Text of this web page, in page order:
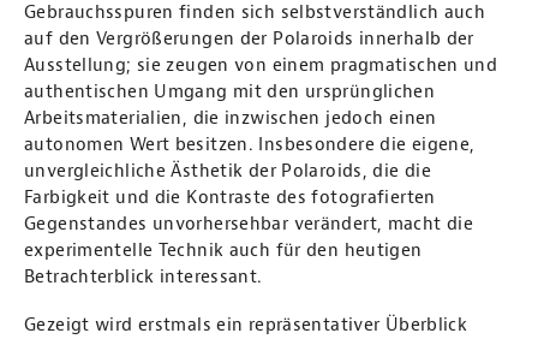
Gebrauchsspuren finden sich selbstverständlich auch
auf den Vergrößerungen der Polaroids innerhalb der
Ausstellung; sie zeugen von einem pragmatischen und
authentischen Umgang mit den ursprünglichen
Arbeitsmaterialien, die inzwischen jedoch einen
autonomen Wert besitzen. Insbesondere die eigene,
unvergleichliche Ästhetik der Polaroids, die die
Farbigkeit und die Kontraste des fotografierten
Gegenstandes unvorhersehbar verändert, macht die
experimentelle Technik auch für den heutigen
Betrachterblick interessant.
Gezeigt wird erstmals ein repräsentativer Überblick